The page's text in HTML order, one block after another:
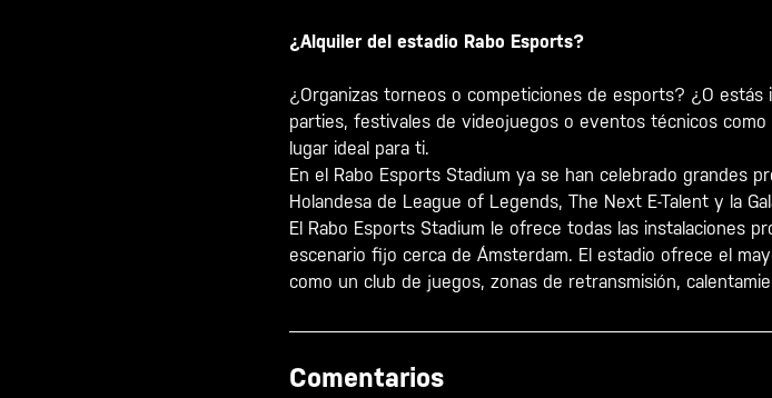
¿Alquiler del estadio Rabo Esports?
¿Organizas torneos o competiciones de esports? ¿O
parties, festivales de videojuegos o eventos técnicos
lugar ideal para ti.
En el Rabo Esports Stadium ya se han celebrado grandes
Holandesa de League of Legends, The Next E-Talent y la
El Rabo Esports Stadium le ofrece todas las instalaciones
escenario fijo cerca de Ámsterdam. El estadio ofrece el
como un club de juegos, zonas de retransmisión,
Comentarios